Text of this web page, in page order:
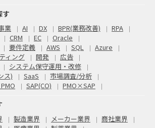
す
業 AI DX BPR(業務改善)
RPA
CRM EC
Oracle
要件定義 AWS SQL
Azure
ィング 開発
広告
システム保守運用・改修
ス)
SaaS
市場調査/分析
SAP(CO) PMO×SAP
製造業界 メーカー業界
商社業界